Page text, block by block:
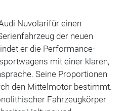
Nuvolarifür einen
der neuen
er die Performance-
mit einer klaren,
Seine Proportionen
den Mittelmotor bestimmt.
Fahrzeugkörper